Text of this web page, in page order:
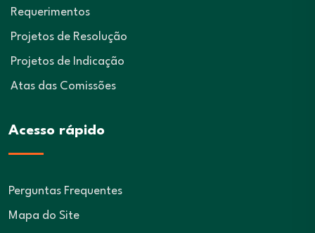
Requerimentos
Projetos de Resolução
Projetos de Indicação
Atas das Comissões
Acesso rápido
Perguntas Frequentes
Mapa do Site